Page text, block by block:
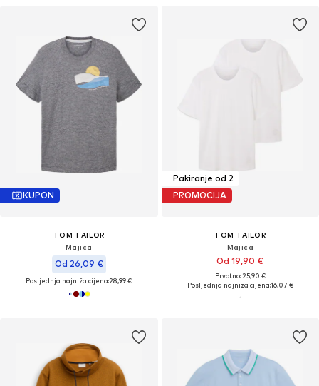
KUPON
TOM TAILOR
Majica
Od 26,09 €
Posljednja najniža cijena:28,99 €
Pakiranje od 2
PROMOCIJA
TOM TAILOR
Majica
Od 19,90 €
Prvotno: 25,90 €
Posljednja najniža cijena:16,07 €